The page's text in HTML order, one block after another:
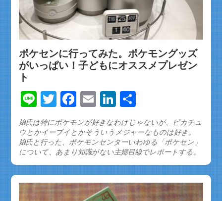
ポケセンに行ってみた。ポケモングッズ
がいっぱい！子どもにオススメプレゼン
ト
LineTwitterFacebook
EmailLinkedIn
有
娘氏は特にポケモンが好きなわけじゃないが、ピカチュ
ウとかイーブイとかそういうメジャーなものは好き。
娘氏と行った、ポケモンセンターいわゆる「ポケセン」
について、あまり知識がない主婦目線でレポートする。